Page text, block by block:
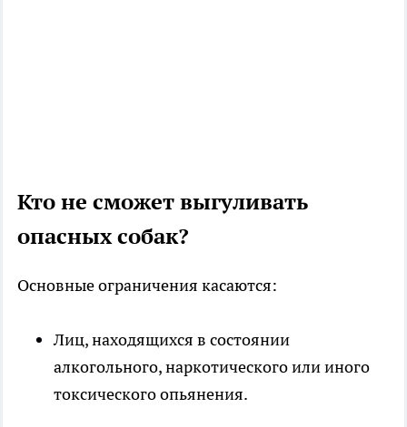
Кто не сможет выгуливать
опасных собак?
Основные ограничения касаются:
Лиц, находящихся в состоянии
алкогольного, наркотического или иного
токсического опьянения.